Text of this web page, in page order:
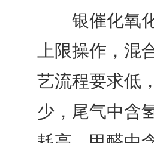
银催化氧化
上限操作，混
艺流程要求低
少，尾气中含